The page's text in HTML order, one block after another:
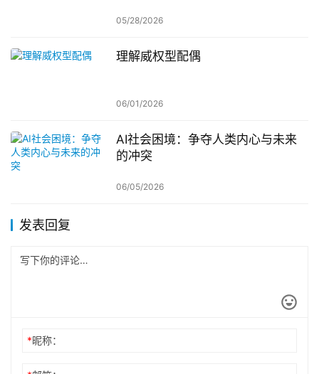
05/28/2026
理解威权型配偶
06/01/2026
AI社会困境：争夺人类内心与未来
的冲突
06/05/2026
发表回复
*昵称：